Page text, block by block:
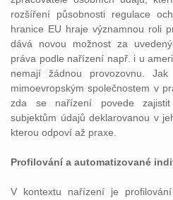
rozšíření působnosti regulace
hranice EU hraje významnou roli
dává novou možnost za
práva podle nařízení např. i u
nemají žádnou provozovnu.
mimoevropským společnostem v
zda se nařízení povede
subjektům údajů deklarovanou v
kterou odpoví až praxe.
Profilování a automatizované
V kontextu nařízení je